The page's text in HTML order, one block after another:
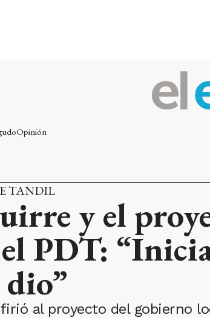
Opinión
TANDIL
y el
PDT:
al proyecto del gobierno